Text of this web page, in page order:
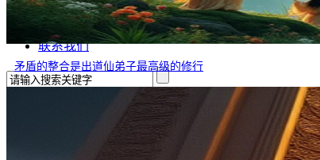
生肖运程
在线投稿
联系我们
矛盾的整合是出道仙弟子最高级的修行